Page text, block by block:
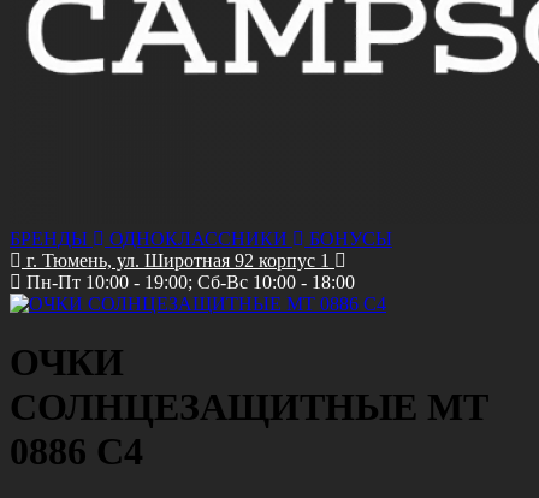
БРЕНДЫ ОДНОКЛАССНИКИ
БОНУСЫ
г. Тюмень, ул. Широтная 92 корпус 1
Пн-Пт 10:00 - 19:00; Сб-Вс 10:00 - 18:00
ОЧКИ
СОЛНЦЕЗАЩИТНЫЕ MT
0886 C4